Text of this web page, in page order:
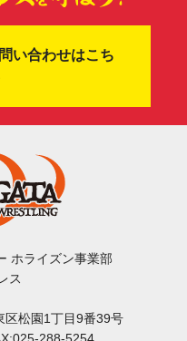
い合わせはこち
ホライズン事業部
ス
区松園1丁目9番39号